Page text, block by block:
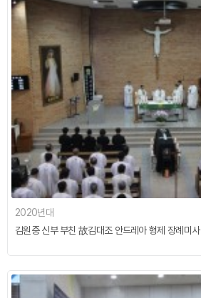
2020년대
김원중 신부 부친 故김대조 안드레아 형제 장례미사